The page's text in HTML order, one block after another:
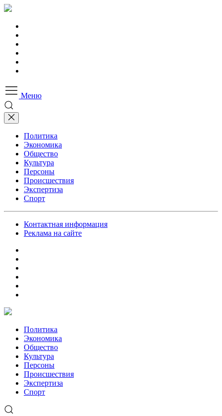
Меню
Политика
Экономика
Общество
Культура
Персоны
Происшествия
Экспертиза
Спорт
Контактная информация
Реклама на сайте
Политика
Экономика
Общество
Культура
Персоны
Происшествия
Экспертиза
Спорт